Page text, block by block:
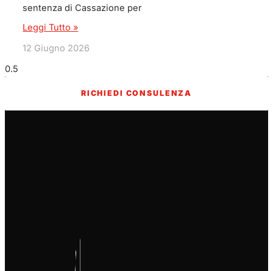
sentenza di Cassazione per
Leggi Tutto »
12 Giugno 2026
RICHIEDI CONSULENZA